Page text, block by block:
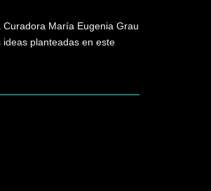
Curadora María Eugenia Grau
planteadas en este